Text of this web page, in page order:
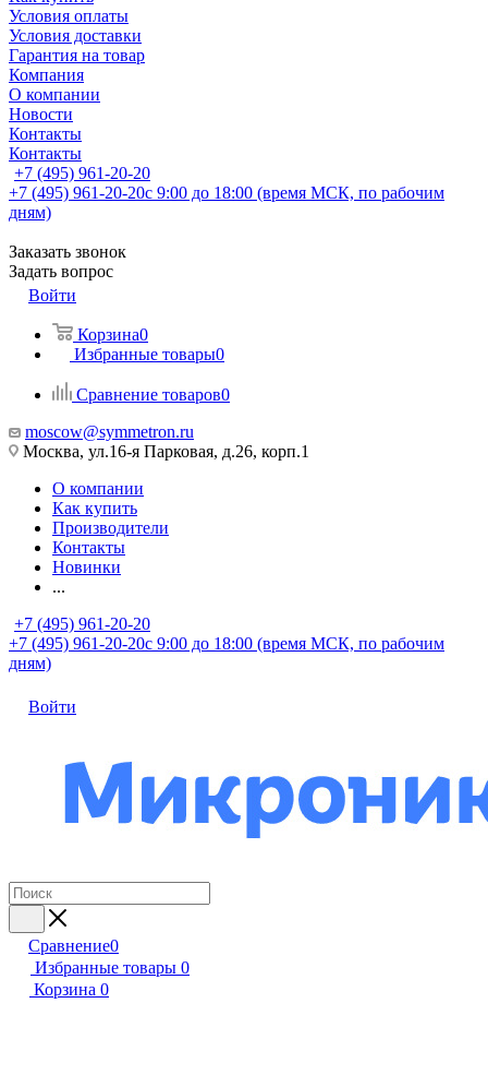
Условия оплаты
Условия доставки
Гарантия на товар
Компания
О компании
Новости
Контакты
Контакты
+7 (495) 961-20-20
+7 (495) 961-20-20с 9:00 до 18:00 (время МСК, по рабочим
дням)
Заказать звонок
Задать вопрос
Войти
Корзина0
Избранные товары0
Сравнение товаров0
moscow@symmetron.ru
Москва, ул.16-я Парковая, д.26, корп.1
О компании
Как купить
Производители
Контакты
Новинки
...
+7 (495) 961-20-20
+7 (495) 961-20-20с 9:00 до 18:00 (время МСК, по рабочим
дням)
Войти
Сравнение0
Избранные товары 0
Корзина 0